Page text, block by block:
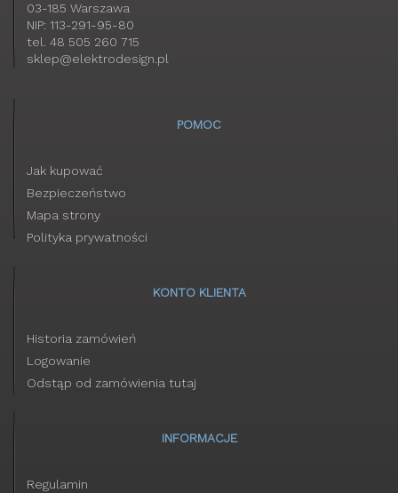
03-185 Warszawa
NIP: 113-291-95-80
tel. 48 505 260 715
sklep@elektrodesign.pl
POMOC
Jak kupować
Bezpieczeństwo
Mapa strony
Polityka prywatności
KONTO KLIENTA
Historia zamówień
Logowanie
Odstąp od zamówienia tutaj
INFORMACJE
Regulamin